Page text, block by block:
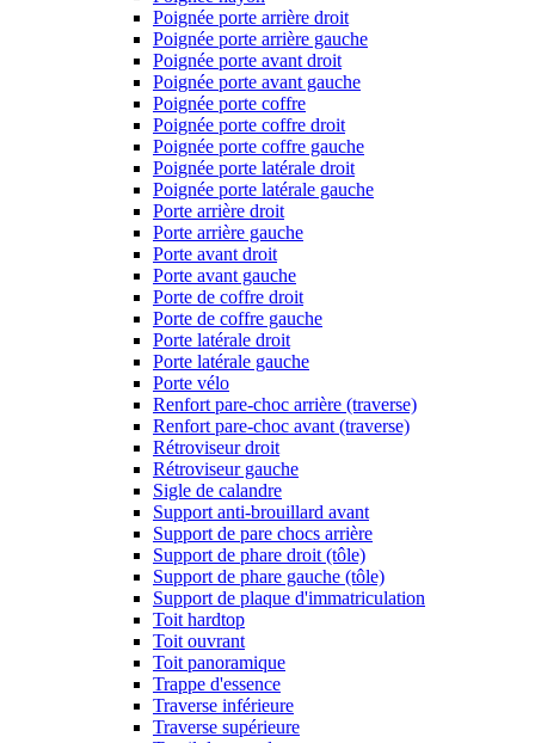
Poignée porte arrière droit
Poignée porte arrière gauche
Poignée porte avant droit
Poignée porte avant gauche
Poignée porte coffre
Poignée porte coffre droit
Poignée porte coffre gauche
Poignée porte latérale droit
Poignée porte latérale gauche
Porte arrière droit
Porte arrière gauche
Porte avant droit
Porte avant gauche
Porte de coffre droit
Porte de coffre gauche
Porte latérale droit
Porte latérale gauche
Porte vélo
Renfort pare-choc arrière (traverse)
Renfort pare-choc avant (traverse)
Rétroviseur droit
Rétroviseur gauche
Sigle de calandre
Support anti-brouillard avant
Support de pare chocs arrière
Support de phare droit (tôle)
Support de phare gauche (tôle)
Support de plaque d'immatriculation
Toit hardtop
Toit ouvrant
Toit panoramique
Trappe d'essence
Traverse inférieure
Traverse supérieure